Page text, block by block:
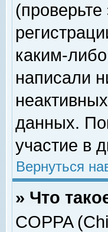
каким-
написали
данных.
участие в
Вернуться
» Что
COPPA